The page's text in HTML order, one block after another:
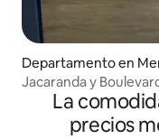
Departamento en
Jacaranda y
La
precios